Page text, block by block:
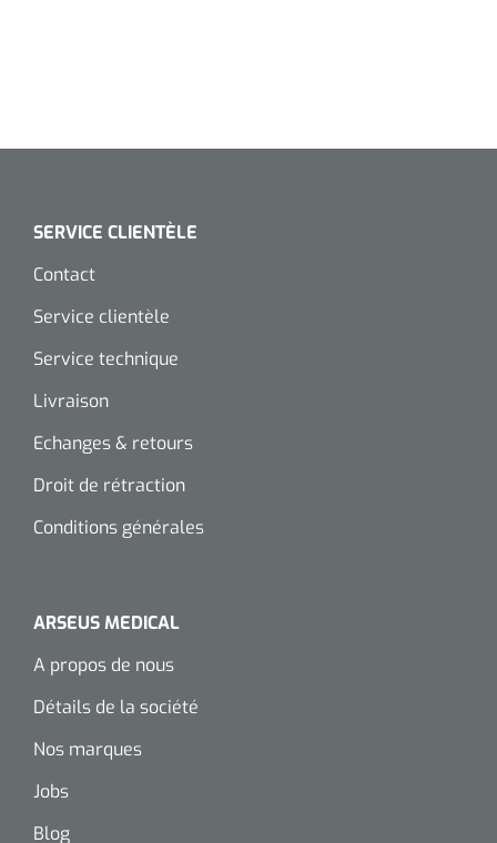
SERVICE CLIENTÈLE
Contact
Service clientèle
Service technique
Livraison
Echanges & retours
Droit de rétraction
Conditions générales
ARSEUS MEDICAL
A propos de nous
Détails de la société
Nos marques
Jobs
Blog